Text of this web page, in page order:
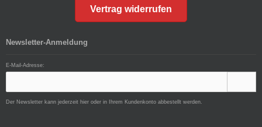
Vertrag widerrufen
Newsletter-Anmeldung
E-Mail-Adresse:
Der Newsletter kann jederzeit hier oder in Ihrem Kundenkonto abbestellt werden.